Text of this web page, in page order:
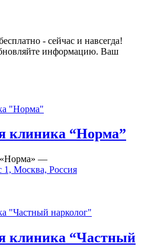
- сейчас и навсегда!
информацию. Ваш
клиника “Норма”
«Норма» —
1, Москва, Россия
клиника “Частный